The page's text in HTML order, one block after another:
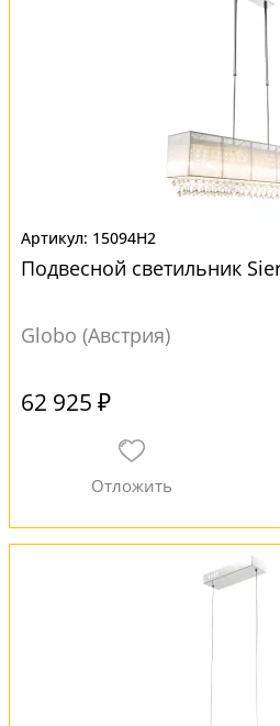
15094H2
Подвесной светильник
Globo (Австрия)
62 925 ₽